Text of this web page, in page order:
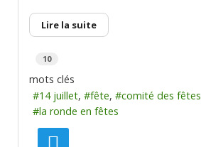
Lire la suite
10
mots clés
14 juillet
fête comité des fêtes
la ronde en fêtes